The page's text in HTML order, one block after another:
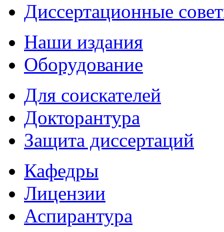
Диссертационные
Наши издания
Оборудование
Для соискателей
Докторантура
Защита диссертаций
Кафедры
Лицензии
Аспирантура